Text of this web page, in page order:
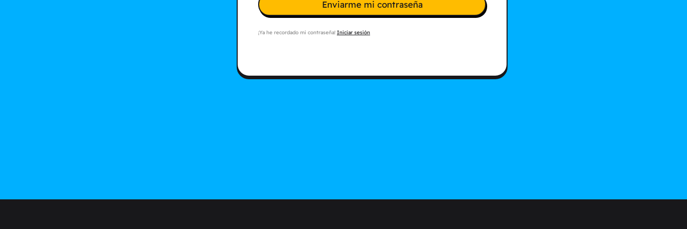
Enviarme mi contraseña
¡Ya he recordado mi contraseña! Iniciar sesión